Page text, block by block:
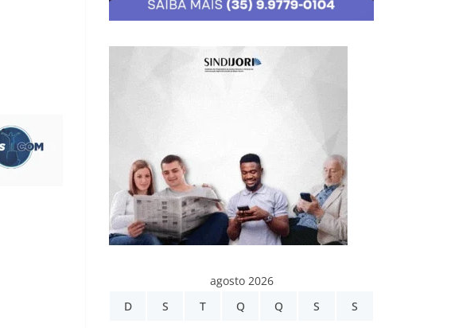
agosto 2026
D
S T Q Q S S